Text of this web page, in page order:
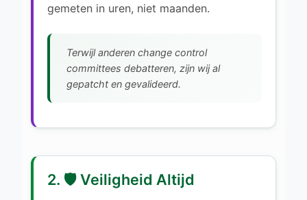
gemeten in uren, niet maanden.
Terwijl anderen change control
committees debatteren, zijn wij al
gepatcht en gevalideerd.
2. 🛡️ Veiligheid Altijd